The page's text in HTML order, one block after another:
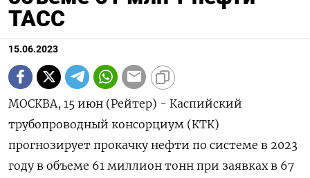
ТАСС
15.06.2023
МОСКВА, 15 июн (Рейтер) - Каспийский
трубопроводный консорциум (КТК)
прогнозирует прокачку нефти по системе в 2023
году в объеме 61 миллион тонн при заявках в 67